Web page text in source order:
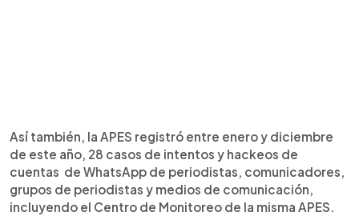
Así también, la APES registró entre enero y diciembre
de este año, 28 casos de intentos y hackeos de
cuentas de WhatsApp de periodistas, comunicadores,
grupos de periodistas y medios de comunicación,
incluyendo el Centro de Monitoreo de la misma APES.